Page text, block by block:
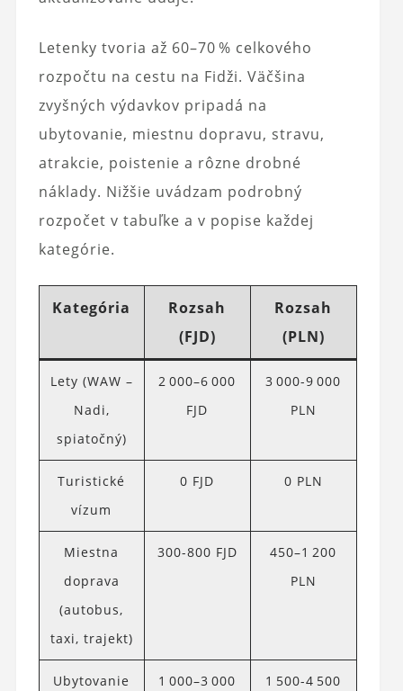
Letenky tvoria až 60–70 % celkového
rozpočtu na cestu na Fidži. Väčšina
zvyšných výdavkov pripadá na
ubytovanie, miestnu dopravu, stravu,
atrakcie, poistenie a rôzne drobné
náklady. Nižšie uvádzam podrobný
rozpočet v tabuľke a v popise každej
kategórie.
Kategória
Rozsah
(FJD)
Rozsah
(PLN)
Lety (WAW –
Nadi,
spiatočný)
2 000–6 000
FJD
3 000-9 000
PLN
Turistické
vízum
0 FJD 0 PLN
Miestna
doprava
(autobus,
taxi, trajekt)
300-800 FJD
450–1 200
PLN
Ubytovanie
1 000–3 000
1 500-4 500